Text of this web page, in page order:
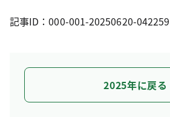
記事ID：000-001-20250620-042259
2025年に戻る